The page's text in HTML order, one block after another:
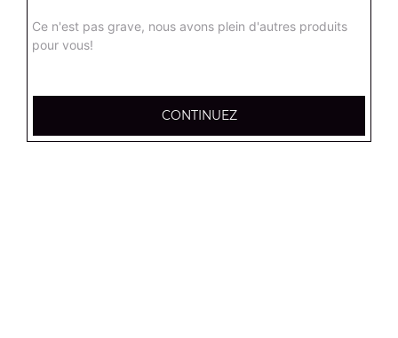
Nos Tex Mex
Ce n'est pas grave, nous avons plein d'autres produits
pour vous!
CONTINUEZ